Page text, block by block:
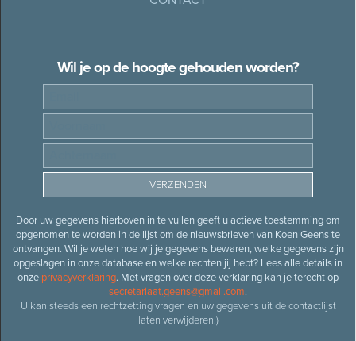
Wil je op de hoogte gehouden worden?
Door uw gegevens hierboven in te vullen geeft u actieve toestemming om
opgenomen te worden in de lijst om de nieuwsbrieven van Koen Geens te
ontvangen. Wil je weten hoe wij je gegevens bewaren, welke gegevens zijn
opgeslagen in onze database en welke rechten jij hebt? Lees alle details in
onze privacyverklaring. Met vragen over deze verklaring kan je terecht op
secretariaat.geens@gmail.com.
U kan steeds een rechtzetting vragen en uw gegevens uit de contactlijst
laten verwijderen.)